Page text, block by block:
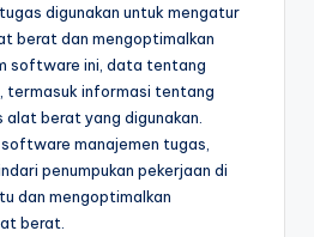
digunakan untuk mengatur
berat dan mengoptimalkan
software ini, data tentang
termasuk informasi tentang
berat yang digunakan.
manajemen tugas,
penumpukan pekerjaan di
dan mengoptimalkan
berat.